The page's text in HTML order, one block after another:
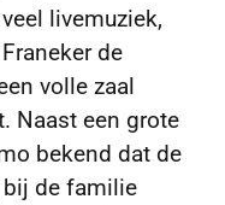
livemuziek,
de
volle zaal
Naast een grote
bekend dat de
bij de familie